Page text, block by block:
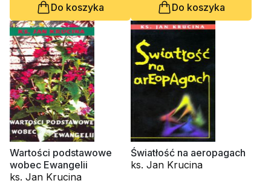
Do koszyka
Do koszyka
Wartości podstawowe
wobec Ewangelii
ks. Jan Krucina
Światłość na aeropagach
ks. Jan Krucina